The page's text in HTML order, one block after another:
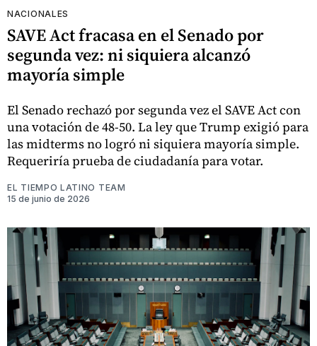
NACIONALES
SAVE Act fracasa en el Senado por
segunda vez: ni siquiera alcanzó
mayoría simple
El Senado rechazó por segunda vez el SAVE Act con
una votación de 48-50. La ley que Trump exigió para
las midterms no logró ni siquiera mayoría simple.
Requeriría prueba de ciudadanía para votar.
EL TIEMPO LATINO TEAM
15 de junio de 2026